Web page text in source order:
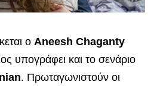
ο Aneesh Chaganty
υπογράφει και το σενάριο
. Πρωταγωνιστούν οι